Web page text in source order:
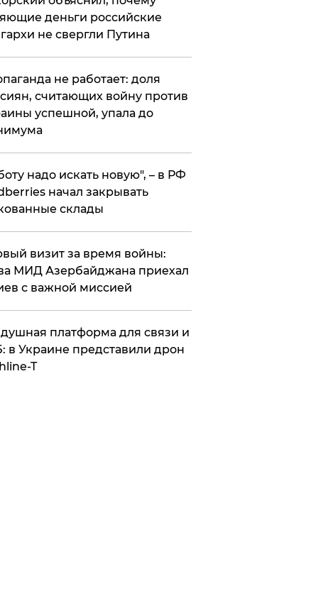
деньги российские
не свергли Путина
не работает: доля
считающих войну против
успешной, упала до
надо искать новую", – в РФ
начал закрывать
склады
визит за время войны:
МИД Азербайджана приехал
с важной миссией
платформа для связи и
в Украине представили дрон
T